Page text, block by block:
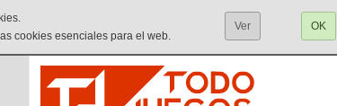
cookies esenciales para el web.
Ver OK